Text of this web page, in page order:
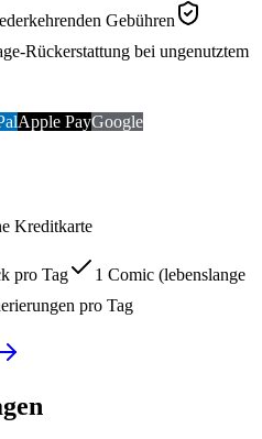
Gebühren
Rückerstattung bei ungenutztem
Apple PayGoogle
Kreditkarte
pro Tag
1 Comic (lebenslange
pro Tag